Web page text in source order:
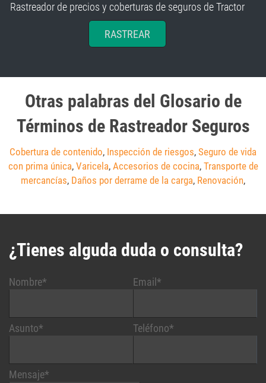
Rastreador de precios y coberturas de seguros de Tractor
RASTREAR
Otras palabras del Glosario de
Términos de Rastreador Seguros
Cobertura de contenido, Inspección de riesgos, Seguro de vida
con prima única, Varicela, Accesorios de cocina, Transporte de
mercancías, Daños por derrame de la carga, Renovación,
¿Tienes alguda duda o consulta?
Nombre*
Asunto*
Email*
Teléfono*
Mensaje*